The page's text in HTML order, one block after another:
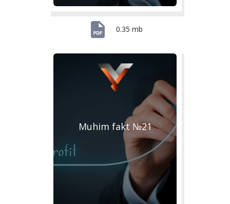
0.35 mb
Muhim fakt №21